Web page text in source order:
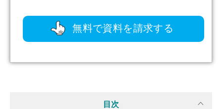
無料で資料を請求する
目次